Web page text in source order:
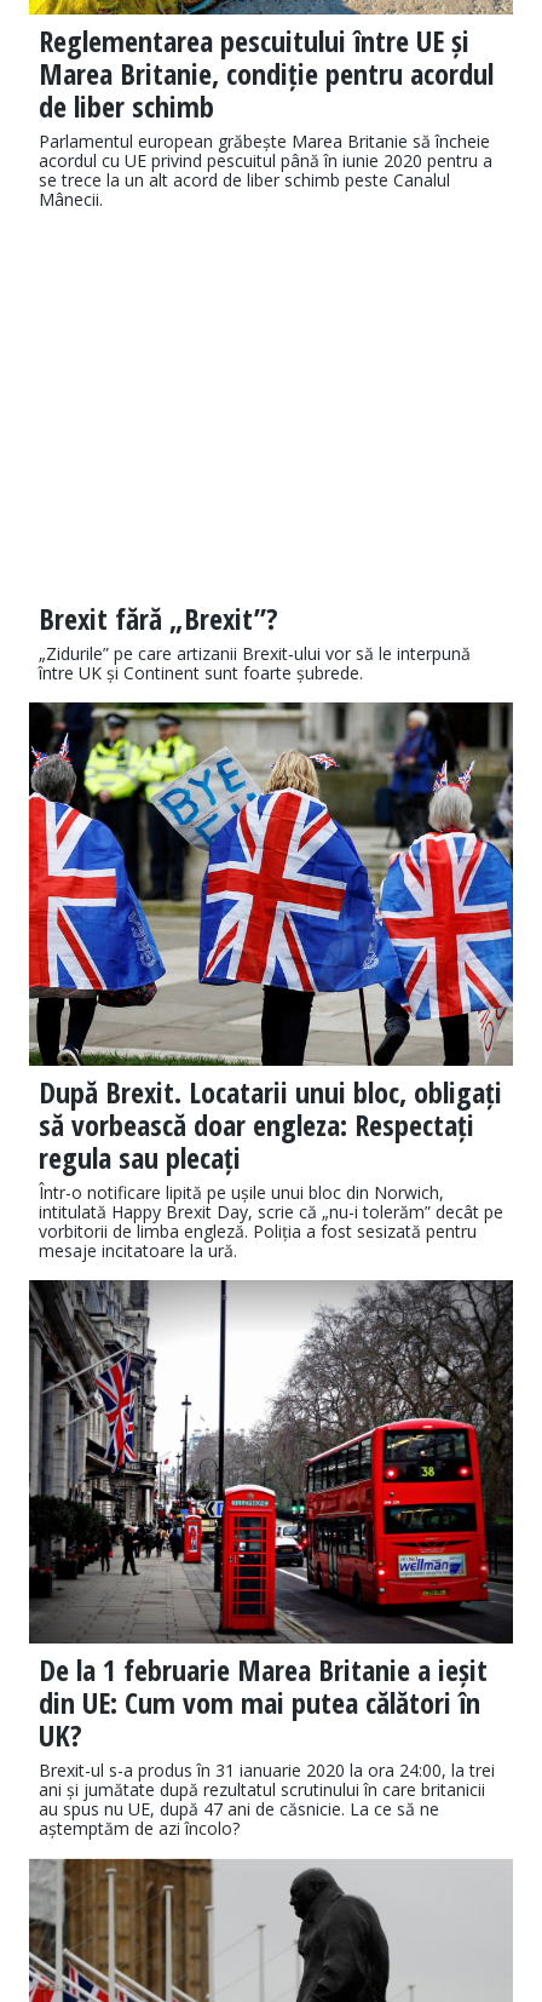
Reglementarea pescuitului între UE și
Marea Britanie, condiție pentru acordul
de liber schimb
Parlamentul european grăbește Marea Britanie să încheie
acordul cu UE privind pescuitul până în iunie 2020 pentru a
se trece la un alt acord de liber schimb peste Canalul
Mânecii.
Brexit fără „Brexit”?
„Zidurile” pe care artizanii Brexit‑ului vor să le interpună
între UK și Continent sunt foarte șubrede.
După Brexit. Locatarii unui bloc, obligați
să vorbească doar engleza: Respectați
regula sau plecați
Într-o notificare lipită pe ușile unui bloc din Norwich,
intitulată Happy Brexit Day, scrie că „nu-i tolerăm” decât pe
vorbitorii de limba engleză. Poliția a fost sesizată pentru
mesaje incitatoare la ură.
De la 1 februarie Marea Britanie a ieșit
din UE: Cum vom mai putea călători în
UK?
Brexit-ul s-a produs în 31 ianuarie 2020 la ora 24:00, la trei
ani și jumătate după rezultatul scrutinului în care britanicii
au spus nu UE, după 47 ani de căsnicie. La ce să ne
aștemptăm de azi încolo?